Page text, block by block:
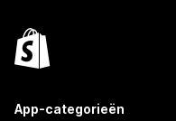
App-categorieën